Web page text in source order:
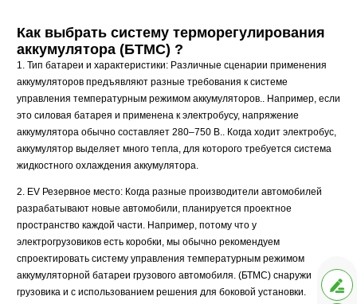
Как выбрать систему терморегулирования
аккумулятора (БТМС) ?
1. Тип батареи и характеристики: Различные сценарии применения
аккумуляторов предъявляют разные требования к системе
управления температурным режимом аккумуляторов.. Например, если
это силовая батарея и применена к электробусу, напряжение
аккумулятора обычно составляет 280–750 В.. Когда ходит электробус,
аккумулятор выделяет много тепла, для которого требуется система
жидкостного охлаждения аккумулятора.
2. EV Резервное место: Когда разные производители автомобилей
разрабатывают новые автомобили, планируется проектное
пространство каждой части. Например, потому что у
электрогрузовиков есть коробки, мы обычно рекомендуем
спроектировать систему управления температурным режимом
аккумуляторной батареи грузового автомобиля. (БТМС) снаружи
грузовика и с использованием решения для боковой установки.
